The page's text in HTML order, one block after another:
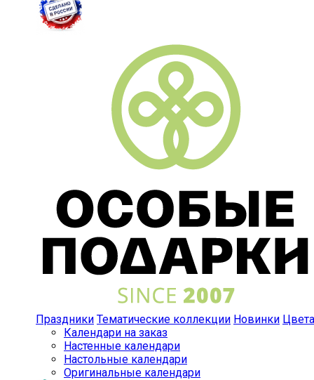
Праздники Тематические коллекции Новинки Цвета
Календари на заказ
Настенные календари
Настольные календари
Оригинальные календари